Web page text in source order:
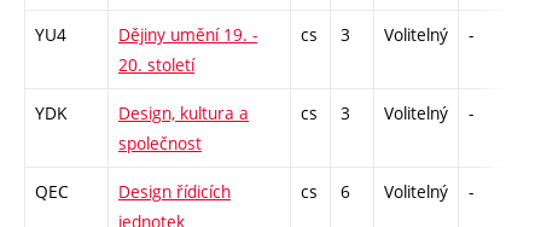
YU4
Dějiny umění 19. -
20. století
cs 3 Volitelný -
YDK
Design, kultura a
společnost
cs 3 Volitelný -
QEC
Design řídicích
jednotek
cs 6 Volitelný -